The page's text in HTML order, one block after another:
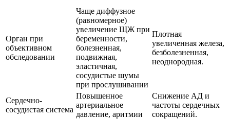
Орган при
объективном
обследовании
Чаще диффузное
(равномерное)
увеличение ЩЖ при
беременности,
болезненная,
подвижная,
эластичная,
сосудистые шумы
при прослушивании
Плотная
увеличенная железа,
безболезненная,
неоднородная.
Сердечно-
сосудистая система
Повышенное
артериальное
давление, аритмии
Снижение АД и
частоты сердечных
сокращений.